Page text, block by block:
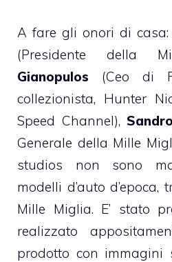
A fare gli onori di casa:
(Presidente della
Gianopulos (Ceo di
collezionista, Hunter
Speed Channel),
Generale della Mille
studios non sono
modelli d’auto
Mille Miglia. E’ stato
realizzato
prodotto con immagini